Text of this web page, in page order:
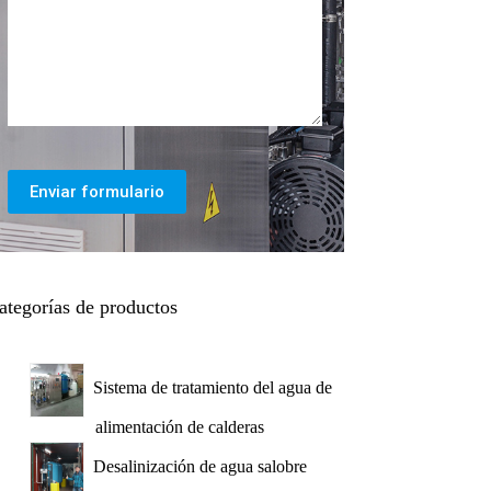
Enviar formulario
de productos
Sistema de tratamiento del agua de
alimentación de calderas
Desalinización de agua salobre